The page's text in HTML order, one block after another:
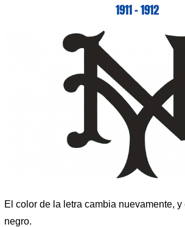
1911 – 1912
El color de la letra cambia nuevamente, y
negro.